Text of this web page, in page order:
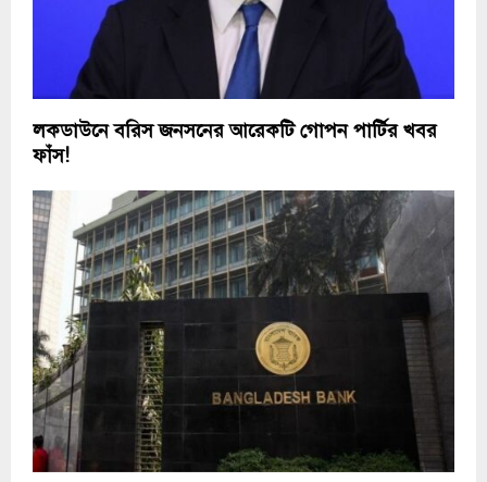
লকডাউনে বরিস জনসনের আরেকটি গোপন পার্টির খবর
ফাঁস!